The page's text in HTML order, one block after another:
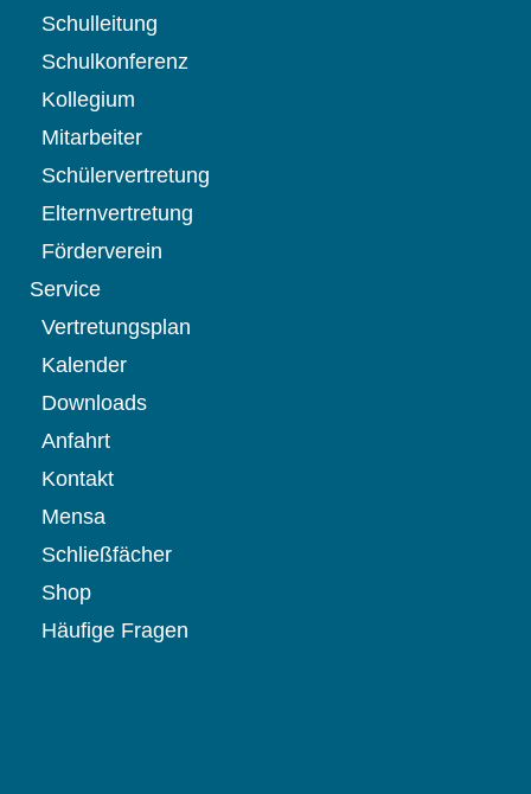
Schulleitung
Schulkonferenz
Kollegium
Mitarbeiter
Schülervertretung
Elternvertretung
Förderverein
Service
Vertretungsplan
Kalender
Downloads
Anfahrt
Kontakt
Mensa
Schließfächer
Shop
Häufige Fragen